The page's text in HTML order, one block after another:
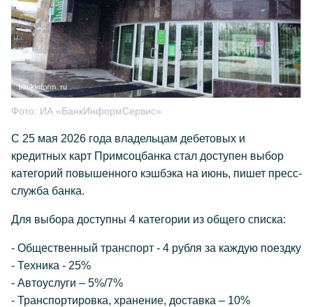
Фото: ИА «БанкИнформСервис»
С 25 мая 2026 года владельцам дебетовых и
кредитных карт Примсоцбанка стал доступен выбор
категорий повышенного кэшбэка на июнь, пишет пресс-
служба банка.
Для выбора доступны 4 категории из общего списка:
- Общественный транспорт - 4 рубля за каждую поездку
- Техника - 25%
- Автоуслуги – 5%/7%
- Транспортировка, хранение, доставка – 10%